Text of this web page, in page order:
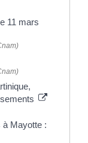
11 mars
à Mayotte :